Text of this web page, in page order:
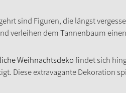
sind Figuren, die längst
verleihen dem Tannenbaum
Weihnachtsdekofindet sich
Diese extravagante Dekoration